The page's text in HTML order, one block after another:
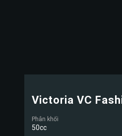
Victoria VC
Phân khối
50cc